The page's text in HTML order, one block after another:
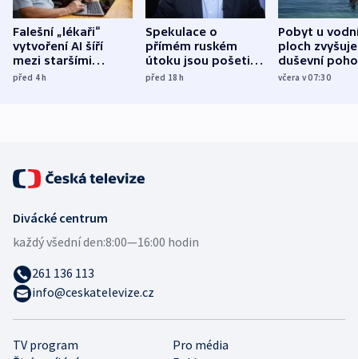
Falešní „lékaři“
vytvoření AI šíří
mezi staršími
Poláky nebezpečné
před 4h
Spekulace o
přímém ruském
útoku jsou pošetilé,
míní estonský
před 18h
Pobyt u
ploch zvyšuje
duševní
ukázala
včera v 07:30
TV program
Pro média
Divácké centrum
každý všední den:8:00—16:00 hodin
261 136 113
info@ceskatelevize.cz